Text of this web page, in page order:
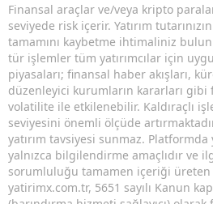
Finansal araçlar ve/veya kripto
seviyede risk içerir. Yatırım
tamamını kaybetme ihtimaliniz
tür işlemler tüm yatırımcılar için
piyasaları; finansal haber akışları,
düzenleyici kurumların kararları
volatilite ile etkilenebilir. Kaldıraçlı
seviyesini önemli ölçüde
yatırım tavsiyesi sunmaz.
yalnızca bilgilendirme amaçlıdır ve
sorumluluğu tamamen içeriği üreten
yatirimx.com.tr, 5651 sayılı Kanun